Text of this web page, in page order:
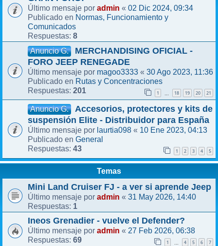
Último mensaje por admin « 02 Dic 2024, 09:34
Publicado en Normas, Funcionamiento y
Comunicados
Respuestas: 8
Anuncio G.
MERCHANDISING OFICIAL -
FORO JEEP RENEGADE
Último mensaje por magoo3333 « 30 Ago 2023, 11:36
Publicado en Rutas y Concentraciones
Respuestas: 201 1 … 18 19 20 21
Anuncio G.
Accesorios, protectores y kits de
suspensión Elite - Distribuidor para España
Último mensaje por laurtia098 « 10 Ene 2023, 04:13
Publicado en General
Respuestas: 43 1 2 3 4 5
Temas
Mini Land Cruiser FJ - a ver si aprende Jeep
Último mensaje por admin « 31 May 2026, 14:40
Respuestas: 1
Ineos Grenadier - vuelve el Defender?
Último mensaje por admin « 27 Feb 2026, 06:38
Respuestas: 69 1 4 5 6 7